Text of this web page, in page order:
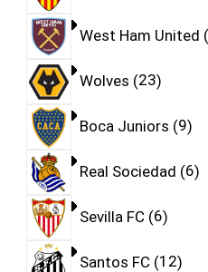
West Ham United
Wolves 23
Boca Juniors 9
Real Sociedad 6
Sevilla FC 6
Santos FC 12